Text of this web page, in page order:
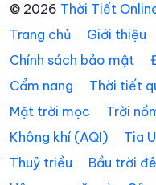
Xã Krông Bông
Xã Krông Pắc
Xã M’Drắk
Xã Ô Loan
Xã Phú Hòa 2
© 2026 Thời Tiết
Trang chủ
Giới thiệu
Chính sách bảo mật
Cẩm nang
Thời tiết
Mặt trời mọc
Trời
Không khí (AQI)
Tia
Thuỷ triều
Bầu trời